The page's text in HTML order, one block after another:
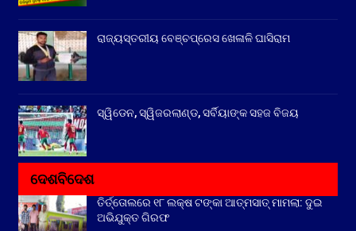
ରାଜ୍ୟସ୍ତରୀୟ ବେଞ୍ଚପ୍ରେସ ଖେଳାଳି ଘାସିରାମ
ସ୍ୱିଡେନ, ସ୍ୱିଜରଲାଣ୍ଡ, ସର୍ବିୟାଙ୍କ ସହଜ ବିଜୟ
ଦେଶବିଦେଶ
ତିର୍ତ୍ତୋଲରେ ୧୮ ଲକ୍ଷ ଟଙ୍କା ଆତ୍ମସାତ୍ ମାମଲା: ଦୁଇ
ଅଭିଯୁକ୍ତ ଗିରଫ